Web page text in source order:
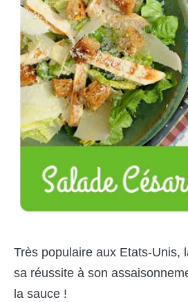
Très populaire aux Etats-Unis,
sa réussite à son
la sauce !